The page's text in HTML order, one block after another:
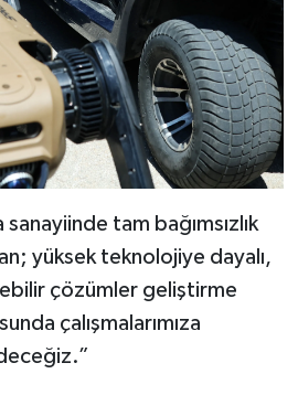
sanayiinde tam bağımsızlık
yüksek teknolojiye dayalı,
çözümler geliştirme
çalışmalarımıza